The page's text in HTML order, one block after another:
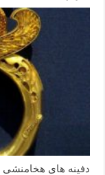
دفینه های هخامنشی